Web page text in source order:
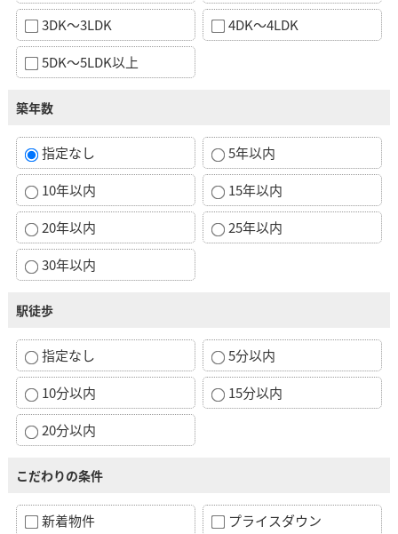
3DK～3LDK
4DK～4LDK
5DK～5LDK以上
築年数
指定なし
5年以内
10年以内
15年以内
20年以内
25年以内
30年以内
駅徒歩
指定なし
5分以内
10分以内
15分以内
20分以内
こだわりの条件
新着物件
プライスダウン